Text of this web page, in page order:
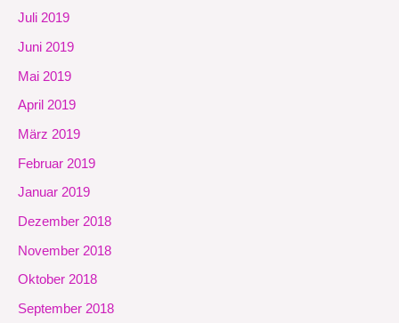
Juli 2019
Juni 2019
Mai 2019
April 2019
März 2019
Februar 2019
Januar 2019
Dezember 2018
November 2018
Oktober 2018
September 2018